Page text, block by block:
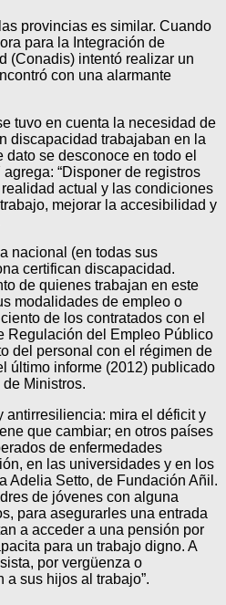
provincias es similar. Cuando
para la Integración de
(Conadis) intentó realizar un
con una alarmante
tuvo en cuenta la necesidad de
discapacidad trabajaban en la
se desconoce en todo el
“Disponer de registros
actual y las condiciones
mejorar la accesibilidad y
nacional (en todas sus
certifican discapacidad.
de quienes trabajan en este
modalidades de empleo o
de los contratados con el
Regulación del Empleo Público
del personal con el régimen de
último informe (2012) publicado
Ministros.
antirresiliencia: mira el déficit y
que cambiar; en otros países
de enfermedades
en las universidades y en los
Adelia Setto, de Fundación Añil.
de jóvenes con alguna
para asegurarles una entrada
a acceder a una pensión por
para un trabajo digno. A
por vergüenza o
sus hijos al trabajo”.